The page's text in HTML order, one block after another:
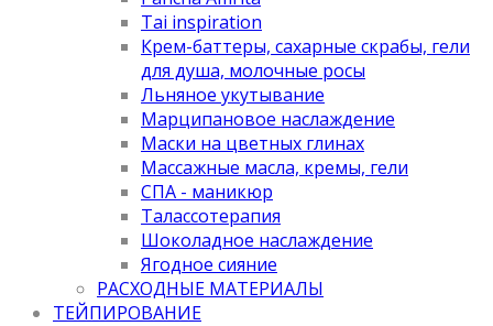
Tai inspiration
Крем-баттеры, сахарные скрабы, гели
для душа, молочные росы
Льняное укутывание
Марципановое наслаждение
Маски на цветных глинах
Массажные масла, кремы, гели
СПА - маникюр
Талассотерапия
Шоколадное наслаждение
Ягодное сияние
РАСХОДНЫЕ МАТЕРИАЛЫ
ТЕЙПИРОВАНИЕ